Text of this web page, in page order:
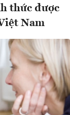
thức được
Nam